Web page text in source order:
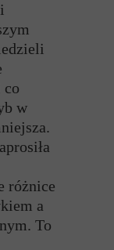
co
w
różnice
a
To